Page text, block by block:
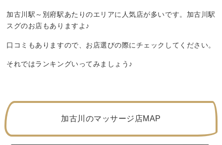
加古川駅～別府駅あたりのエリアに人気店が多いです。加古川駅
スグのお店もありますよ♪
口コミもありますので、お店選びの際にチェックしてください。
それではランキングいってみましょう♪
加古川のマッサージ店MAP